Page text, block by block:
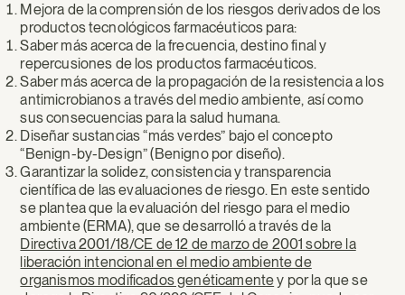
Mejora de la comprensión de los riesgos derivados de los
productos tecnológicos farmacéuticos para:
Saber más acerca de la frecuencia, destino final y
repercusiones de los productos farmacéuticos.
Saber más acerca de la propagación de la resistencia a los
antimicrobianos a través del medio ambiente, así como
sus consecuencias para la salud humana.
Diseñar sustancias “más verdes” bajo el concepto
“Benign-by-Design” (Benigno por diseño).
Garantizar la solidez, consistencia y transparencia
científica de las evaluaciones de riesgo. En este sentido
se plantea que la evaluación del riesgo para el medio
ambiente (ERMA), que se desarrolló a través de la
Directiva 2001/18/CE de 12 de marzo de 2001 sobre la
liberación intencional en el medio ambiente de
organismos modificados genéticamentey por la que se